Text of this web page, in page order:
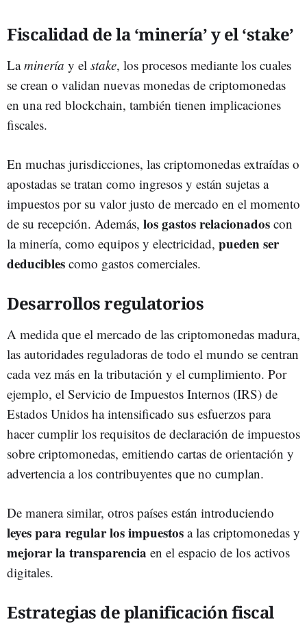
Fiscalidad de la ‘minería’ y el ‘stake’
Laminería y el stake, los procesos mediante los cuales
se crean o validan nuevas monedas de criptomonedas
en una red blockchain, también tienen implicaciones
fiscales.
En muchas jurisdicciones, las criptomonedas extraídas o
apostadas se tratan como ingresos y están sujetas a
impuestos por su valor justo de mercado en el momento
de su recepción. Además, los gastos relacionados con
la minería, como equipos y electricidad, pueden ser
deducibles como gastos comerciales.
Desarrollos regulatorios
A medida que el mercado de las criptomonedas madura,
las autoridades reguladoras de todo el mundo se centran
cada vez más en la tributación y el cumplimiento. Por
ejemplo, el Servicio de Impuestos Internos (IRS) de
Estados Unidos ha intensificado sus esfuerzos para
hacer cumplir los requisitos de declaración de impuestos
sobre criptomonedas, emitiendo cartas de orientación y
advertencia a los contribuyentes que no cumplan.
De manera similar, otros países están introduciendo
leyes para regular los impuestos a las criptomonedas y
mejorar la transparencia en el espacio de los activos
digitales.
Estrategias de planificación fiscal